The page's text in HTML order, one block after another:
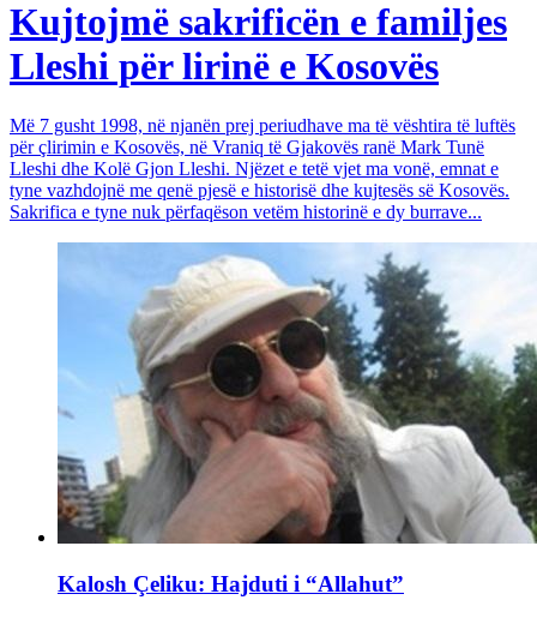
Kujtojmë sakrificën e familjes
Lleshi për lirinë e Kosovës
Më 7 gusht 1998, në njanën prej periudhave ma të vështira të luftës
për çlirimin e Kosovës, në Vraniq të Gjakovës ranë Mark Tunë
Lleshi dhe Kolë Gjon Lleshi. Njëzet e tetë vjet ma vonë, emnat e
tyne vazhdojnë me qenë pjesë e historisë dhe kujtesës së Kosovës.
Sakrifica e tyne nuk përfaqëson vetëm historinë e dy burrave...
Kalosh Çeliku: Hajduti i “Allahut”